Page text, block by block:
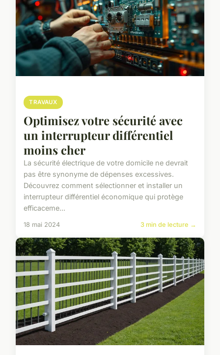
TRAVAUX
Optimisez votre sécurité avec
un interrupteur différentiel
moins cher
La sécurité électrique de votre domicile ne devrait
pas être synonyme de dépenses excessives.
Découvrez comment sélectionner et installer un
interrupteur différentiel économique qui protège
efficaceme...
18 mai 2024 3 min de lecture →